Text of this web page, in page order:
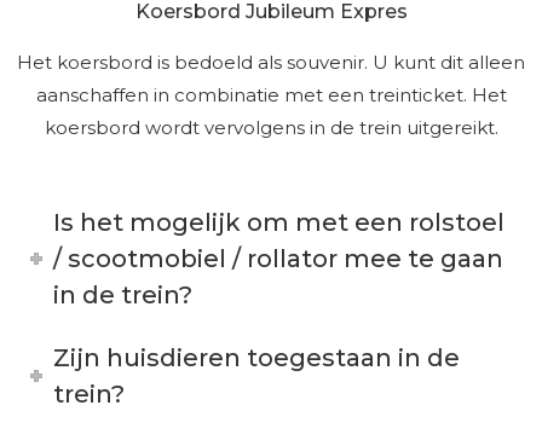
Koersbord Jubileum Expres
Het koersbord is bedoeld als souvenir. U kunt dit alleen
aanschaffen in combinatie met een treinticket. Het
koersbord wordt vervolgens in de trein uitgereikt.
Is het mogelijk om met een rolstoel
/ scootmobiel / rollator mee te gaan
in de trein?
Zijn huisdieren toegestaan in de
trein?